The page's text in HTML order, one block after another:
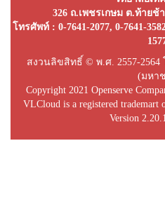
326 ถ.เพชรเกษม ต.ท้ายช้
โทรศัพท์ : 0-7641-2077, 0-7641-
สงวนลิขสิทธิ์ © พ.ศ. 2557-
(มหา
Copyright 2021 Openserve
VLCloud is a registered trademart
Version